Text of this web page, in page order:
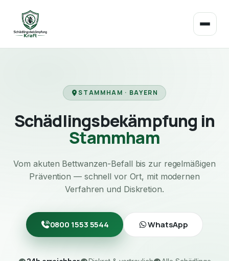
STAMMHAM · BAYERN
Schädlingsbekämpfung in
Stammham
Vom akuten Bettwanzen-Befall bis zur regelmäßigen
Prävention — schnell vor Ort, mit modernen
Verfahren und Diskretion.
0800 1553 5544 WhatsApp